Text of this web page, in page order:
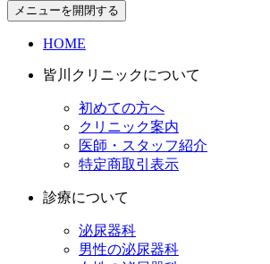
メニューを開閉する
HOME
皆川クリニックについて
初めての方へ
クリニック案内
医師・スタッフ紹介
特定商取引表示
診療について
泌尿器科
男性の泌尿器科